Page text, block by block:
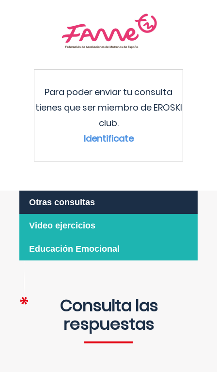
Para poder enviar tu consulta
tienes que ser miembro de EROSKI
club.
Identificate
Otras consultas
Video ejercicios
Educación Emocional
Consulta las
respuestas